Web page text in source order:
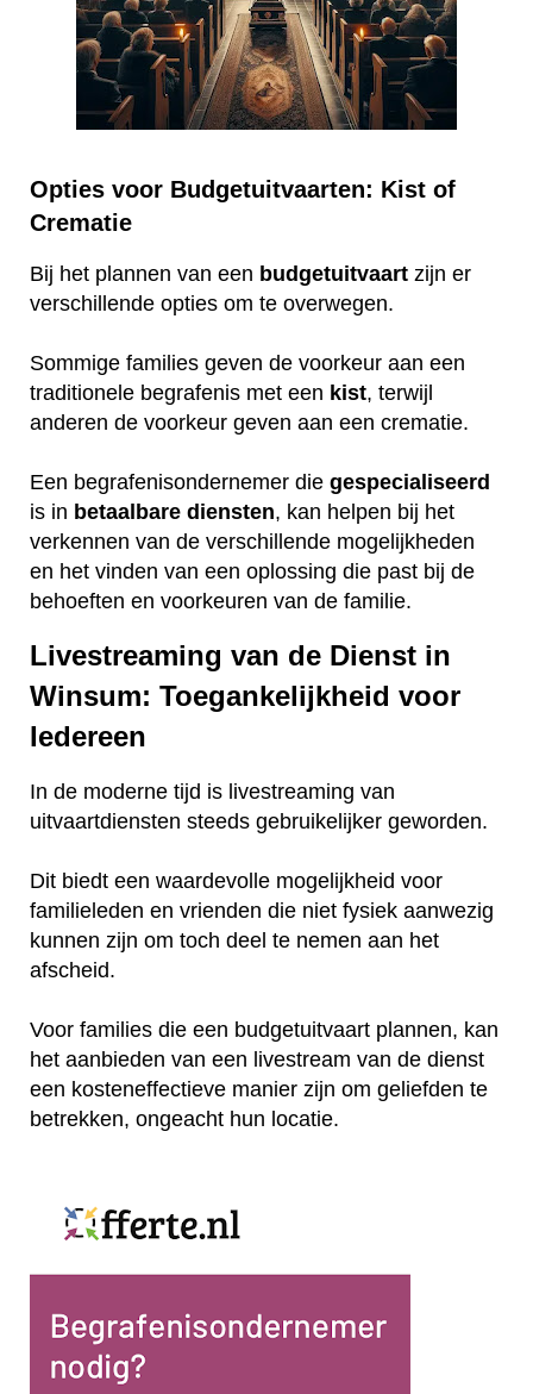
Opties voor Budgetuitvaarten: Kist of
Crematie
Bij het plannen van een budgetuitvaart zijn er
verschillende opties om te overwegen.
Sommige families geven de voorkeur aan een
traditionele begrafenis met een kist, terwijl
anderen de voorkeur geven aan een crematie.
Een begrafenisondernemer die gespecialiseerd
is in betaalbare diensten, kan helpen bij het
verkennen van de verschillende mogelijkheden
en het vinden van een oplossing die past bij de
behoeften en voorkeuren van de familie.
Livestreaming van de Dienst in
Winsum: Toegankelijkheid voor
Iedereen
In de moderne tijd is livestreaming van
uitvaartdiensten steeds gebruikelijker geworden.
Dit biedt een waardevolle mogelijkheid voor
familieleden en vrienden die niet fysiek aanwezig
kunnen zijn om toch deel te nemen aan het
afscheid.
Voor families die een budgetuitvaart plannen, kan
het aanbieden van een livestream van de dienst
een kosteneffectieve manier zijn om geliefden te
betrekken, ongeacht hun locatie.